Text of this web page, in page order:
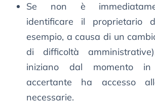
Se non è
identificare il proprietario
esempio, a causa di un
di difficoltà
iniziano dal momento in
accertante ha accesso
necessarie.